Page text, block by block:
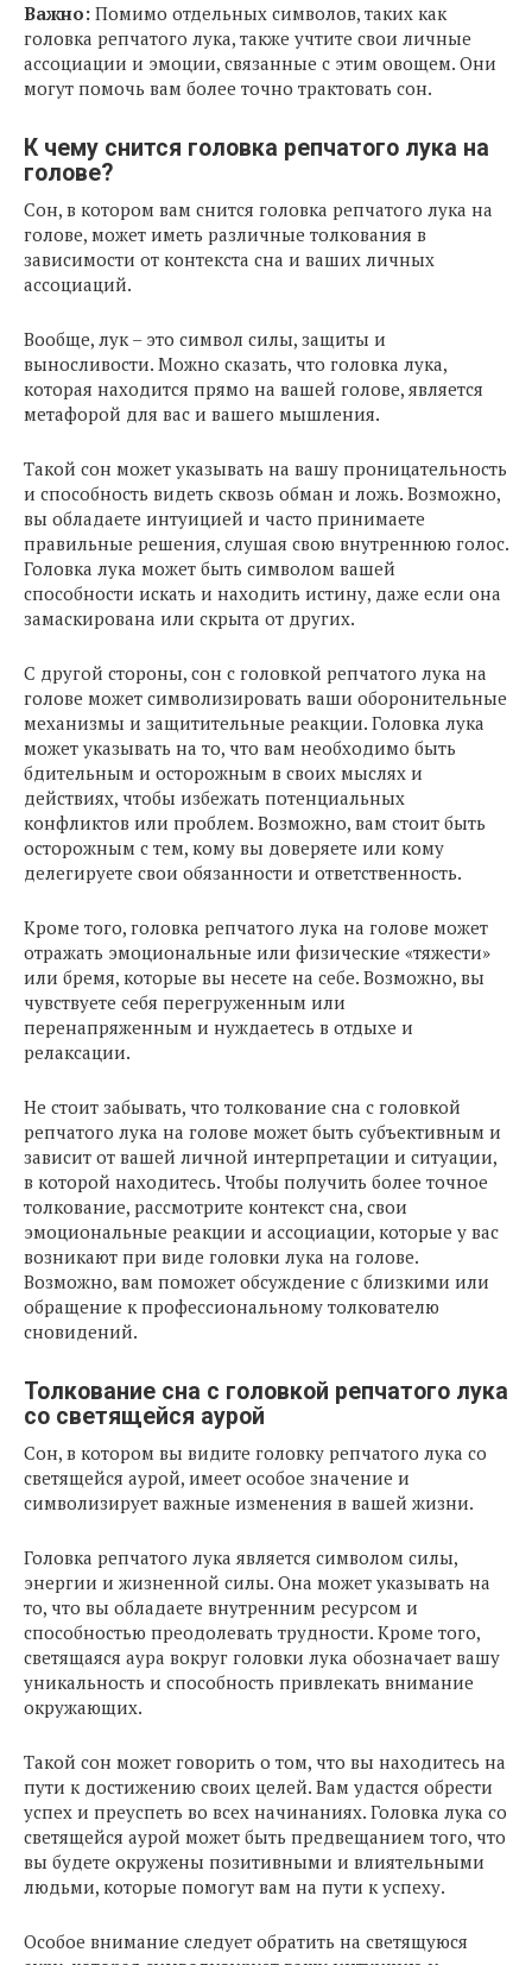
Важно: Помимо отдельных символов, таких как
головка репчатого лука, также учтите свои личные
ассоциации и эмоции, связанные с этим овощем. Они
могут помочь вам более точно трактовать сон.
К чему снится головка репчатого лука на
голове?
Сон, в котором вам снится головка репчатого лука на
голове, может иметь различные толкования в
зависимости от контекста сна и ваших личных
ассоциаций.
Вообще, лук – это символ силы, защиты и
выносливости. Можно сказать, что головка лука,
которая находится прямо на вашей голове, является
метафорой для вас и вашего мышления.
Такой сон может указывать на вашу проницательность
и способность видеть сквозь обман и ложь. Возможно,
вы обладаете интуицией и часто принимаете
правильные решения, слушая свою внутреннюю голос.
Головка лука может быть символом вашей
способности искать и находить истину, даже если она
замаскирована или скрыта от других.
С другой стороны, сон с головкой репчатого лука на
голове может символизировать ваши оборонительные
механизмы и защитительные реакции. Головка лука
может указывать на то, что вам необходимо быть
бдительным и осторожным в своих мыслях и
действиях, чтобы избежать потенциальных
конфликтов или проблем. Возможно, вам стоит быть
осторожным с тем, кому вы доверяете или кому
делегируете свои обязанности и ответственность.
Кроме того, головка репчатого лука на голове может
отражать эмоциональные или физические «тяжести»
или бремя, которые вы несете на себе. Возможно, вы
чувствуете себя перегруженным или
перенапряженным и нуждаетесь в отдыхе и
релаксации.
Не стоит забывать, что толкование сна с головкой
репчатого лука на голове может быть субъективным и
зависит от вашей личной интерпретации и ситуации,
в которой находитесь. Чтобы получить более точное
толкование, рассмотрите контекст сна, свои
эмоциональные реакции и ассоциации, которые у вас
возникают при виде головки лука на голове.
Возможно, вам поможет обсуждение с близкими или
обращение к профессиональному толкователю
сновидений.
Толкование сна с головкой репчатого лука
со светящейся аурой
Сон, в котором вы видите головку репчатого лука со
светящейся аурой, имеет особое значение и
символизирует важные изменения в вашей жизни.
Головка репчатого лука является символом силы,
энергии и жизненной силы. Она может указывать на
то, что вы обладаете внутренним ресурсом и
способностью преодолевать трудности. Кроме того,
светящаяся аура вокруг головки лука обозначает вашу
уникальность и способность привлекать внимание
окружающих.
Такой сон может говорить о том, что вы находитесь на
пути к достижению своих целей. Вам удастся обрести
успех и преуспеть во всех начинаниях. Головка лука со
светящейся аурой может быть предвещанием того, что
вы будете окружены позитивными и влиятельными
людьми, которые помогут вам на пути к успеху.
Особое внимание следует обратить на светящуюся